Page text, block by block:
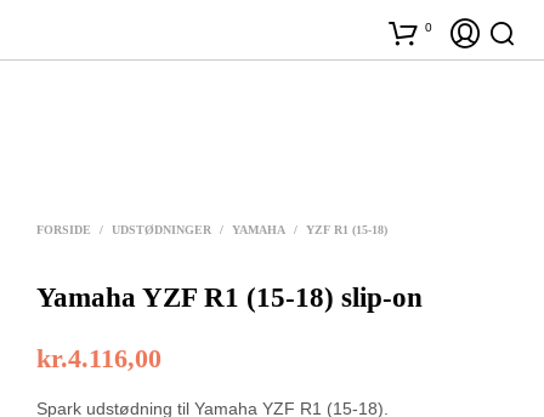
0
FORSIDE / UDSTØDNINGER / YAMAHA / YZF R1 (15-18)
Yamaha YZF R1 (15-18) slip-on
kr.4.116,00
Spark udstødning til Yamaha YZF R1 (15-18).